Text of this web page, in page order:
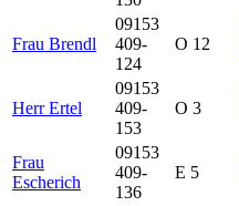
Frau Brendl
09153
409-
124
O 12
Herr Ertel
09153
409-
153
O 3
Frau
Escherich
09153
409-
136
E 5